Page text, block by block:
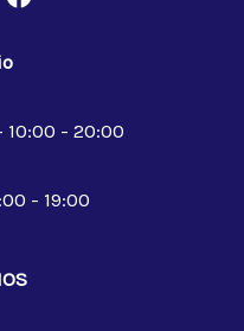
10:00 - 20:00
- 19:00